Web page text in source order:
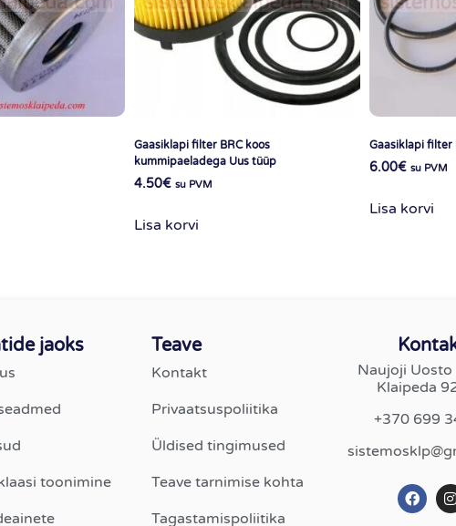
Gaasiklapi filter BRC koos
kummipaeladega Uus tüüp
4.50€ su PVM
Lisa korvi
Gaasiklapi filter
6.00€ su PVM
Lisa korvi
Teave
Kontakt
Privaatsuspoliitika
Üldised tingimused
Teave tarnimise kohta
Tagastamispoliitika
jaoks
toonimine
Naujoji Uosto
Klaipeda
+370 699